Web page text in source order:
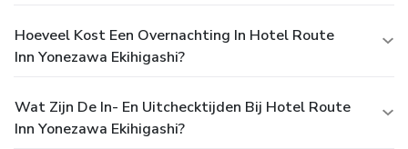
Hoeveel Kost Een Overnachting In Hotel Route
Inn Yonezawa Ekihigashi?
Wat Zijn De In- En Uitchecktijden Bij Hotel Route
Inn Yonezawa Ekihigashi?